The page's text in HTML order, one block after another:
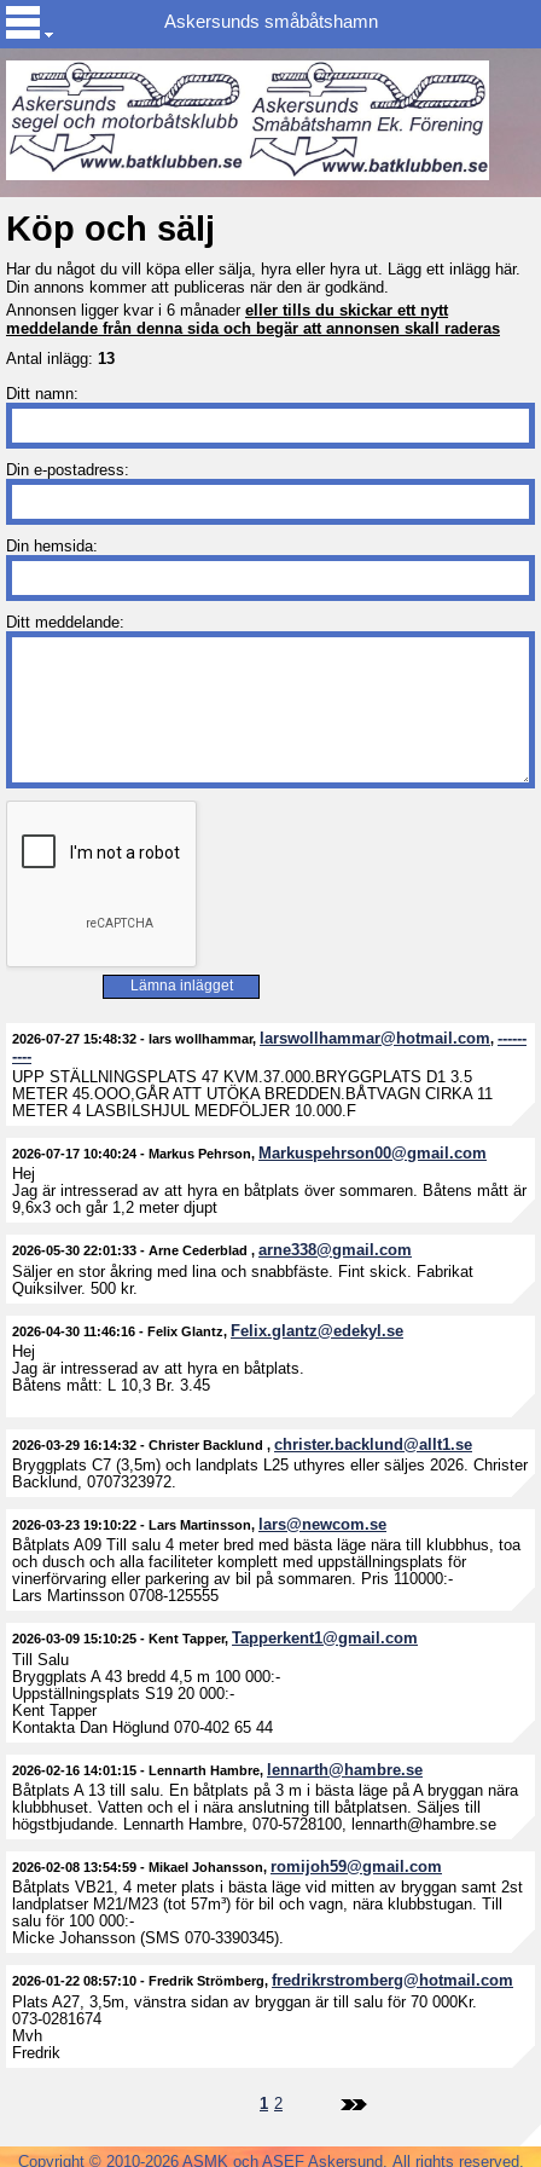
Askersunds småbåtshamn
Köp och sälj
Har du något du vill köpa eller sälja, hyra eller hyra ut. Lägg ett inlägg här.
Din annons kommer att publiceras när den är godkänd.
Annonsen ligger kvar i 6 månader eller tills du skickar ett nytt
meddelande från denna sida och begär att annonsen skall raderas
Antal inlägg: 13
Ditt namn:
Din e-postadress:
Din hemsida:
Ditt meddelande:
2026-07-27 15:48:32 - lars wollhammar, larswollhammar@hotmail.com, ------
----
UPP STÄLLNINGSPLATS 47 KVM.37.000.BRYGGPLATS D1 3.5
METER 45.OOO,GÅR ATT UTÖKA BREDDEN.BÅTVAGN CIRKA 11
METER 4 LASBILSHJUL MEDFÖLJER 10.000.F
2026-07-17 10:40:24 - Markus Pehrson, Markuspehrson00@gmail.com
Hej
Jag är intresserad av att hyra en båtplats över sommaren. Båtens mått är
9,6x3 och går 1,2 meter djupt
2026-05-30 22:01:33 - Arne Cederblad , arne338@gmail.com
Säljer en stor åkring med lina och snabbfäste. Fint skick. Fabrikat
Quiksilver. 500 kr.
2026-04-30 11:46:16 - Felix Glantz, Felix.glantz@edekyl.se
Hej
Jag är intresserad av att hyra en båtplats.
Båtens mått: L 10,3 Br. 3.45
2026-03-29 16:14:32 - Christer Backlund , christer.backlund@allt1.se
Bryggplats C7 (3,5m) och landplats L25 uthyres eller säljes 2026. Christer
Backlund, 0707323972.
2026-03-23 19:10:22 - Lars Martinsson, lars@newcom.se
Båtplats A09 Till salu 4 meter bred med bästa läge nära till klubbhus, toa
och dusch och alla faciliteter komplett med uppställningsplats för
vinerförvaring eller parkering av bil på sommaren. Pris 110000:-
Lars Martinsson 0708-125555
2026-03-09 15:10:25 - Kent Tapper, Tapperkent1@gmail.com
Till Salu
Bryggplats A 43 bredd 4,5 m 100 000:-
Uppställningsplats S19 20 000:-
Kent Tapper
Kontakta Dan Höglund 070-402 65 44
2026-02-16 14:01:15 - Lennarth Hambre, lennarth@hambre.se
Båtplats A 13 till salu. En båtplats på 3 m i bästa läge på A bryggan nära
klubbhuset. Vatten och el i nära anslutning till båtplatsen. Säljes till
högstbjudande. Lennarth Hambre, 070-5728100, lennarth@hambre.se
2026-02-08 13:54:59 - Mikael Johansson, romijoh59@gmail.com
Båtplats VB21, 4 meter plats i bästa läge vid mitten av bryggan samt 2st
landplatser M21/M23 (tot 57m³) för bil och vagn, nära klubbstugan. Till
salu för 100 000:-
Micke Johansson (SMS 070-3390345).
2026-01-22 08:57:10 - Fredrik Strömberg, fredrikrstromberg@hotmail.com
Plats A27, 3,5m, vänstra sidan av bryggan är till salu för 70 000Kr.
073-0281674
Mvh
Fredrik
1 2
Copyright © 2010-2026 ASMK och ASEF Askersund. All rights reserved.